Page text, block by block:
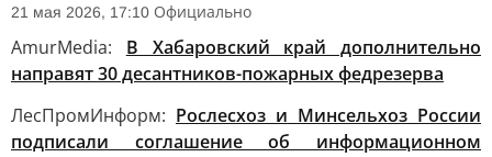
21 мая 2026, 17:10 Официально
AmurMedia: В Хабаровский край дополнительно
направят 30 десантников-пожарных федрезерва
ЛесПромИнформ: Рослесхоз и Минсельхоз России
подписали соглашение об информационном